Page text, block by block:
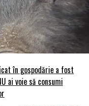
în gospodărie a fost
ai voie să consumi